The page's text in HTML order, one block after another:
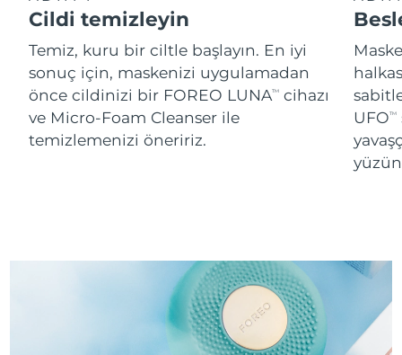
Cildi temizleyin
Temiz, kuru bir ciltle başlayın. En iyi
sonuç için, maskenizi uygulamadan
önce cildinizi bir FOREO LUNATM
cihazı
ve Micro-Foam Cleanser ile
temizlemenizi öneririz.
UFOTM